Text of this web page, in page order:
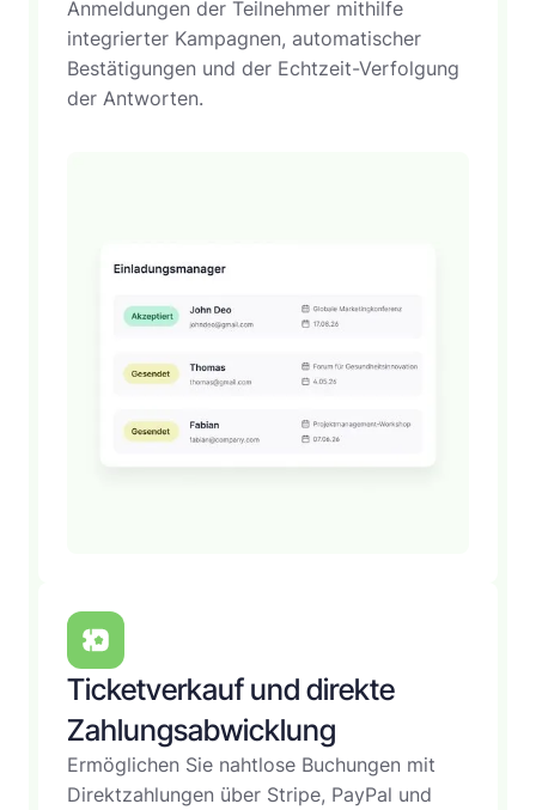
Anmeldungen der Teilnehmer mithilfe
integrierter Kampagnen, automatischer
Bestätigungen und der Echtzeit-Verfolgung
der Antworten.
Ticketverkauf und direkte
Zahlungsabwicklung
Ermöglichen Sie nahtlose Buchungen mit
Direktzahlungen über Stripe, PayPal und